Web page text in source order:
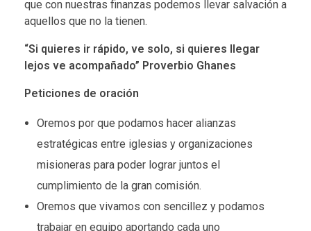
que con nuestras finanzas podemos llevar salvación a
aquellos que no la tienen.
“Si quieres ir rápido, ve solo, si quieres llegar
lejos ve acompañado” Proverbio Ghanes
Peticiones de oración
Oremos por que podamos hacer alianzas
estratégicas entre iglesias y organizaciones
misioneras para poder lograr juntos el
cumplimiento de la gran comisión.
Oremos que vivamos con sencillez y podamos
trabajar en equipo aportando cada uno